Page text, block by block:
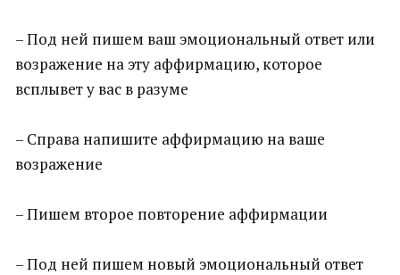
– Под ней пишем ваш эмоциональный ответ или
возражение на эту аффирмацию, которое
всплывет у вас в разуме
– Справа напишите аффирмацию на ваше
возражение
– Пишем второе повторение аффирмации
– Под ней пишем новый эмоциональный ответ